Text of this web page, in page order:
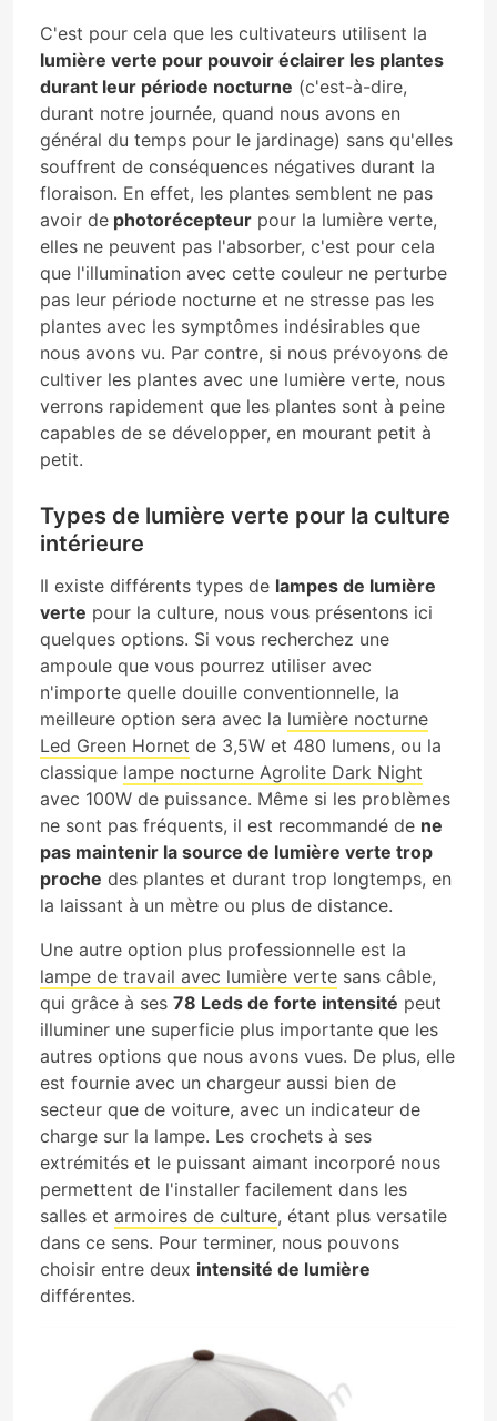
C'est pour cela que les cultivateurs utilisent la
lumière verte pour pouvoir éclairer les plantes
durant leur période nocturne (c'est-à-dire,
durant notre journée, quand nous avons en
général du temps pour le jardinage) sans qu'elles
souffrent de conséquences négatives durant la
floraison. En effet, les plantes semblent ne pas
avoir de photorécepteur pour la lumière verte,
elles ne peuvent pas l'absorber, c'est pour cela
que l'illumination avec cette couleur ne perturbe
pas leur période nocturne et ne stresse pas les
plantes avec les symptômes indésirables que
nous avons vu. Par contre, si nous prévoyons de
cultiver les plantes avec une lumière verte, nous
verrons rapidement que les plantes sont à peine
capables de se développer, en mourant petit à
petit.
Types de lumière verte pour la culture
intérieure
Il existe différents types de lampes de lumière
verte pour la culture, nous vous présentons ici
quelques options. Si vous recherchez une
ampoule que vous pourrez utiliser avec
n'importe quelle douille conventionnelle, la
meilleure option sera avec la lumière nocturne
Led Green Hornet de 3,5W et 480 lumens, ou la
classique lampe nocturne Agrolite Dark Night
avec 100W de puissance. Même si les problèmes
ne sont pas fréquents, il est recommandé de ne
pas maintenir la source de lumière verte trop
proche des plantes et durant trop longtemps, en
la laissant à un mètre ou plus de distance.
Une autre option plus professionnelle est la
lampe de travail avec lumière verte sans câble,
qui grâce à ses 78 Leds de forte intensité peut
illuminer une superficie plus importante que les
autres options que nous avons vues. De plus, elle
est fournie avec un chargeur aussi bien de
secteur que de voiture, avec un indicateur de
charge sur la lampe. Les crochets à ses
extrémités et le puissant aimant incorporé nous
permettent de l'installer facilement dans les
salles et armoires de culture, étant plus versatile
dans ce sens. Pour terminer, nous pouvons
choisir entre deux intensité de lumière
différentes.